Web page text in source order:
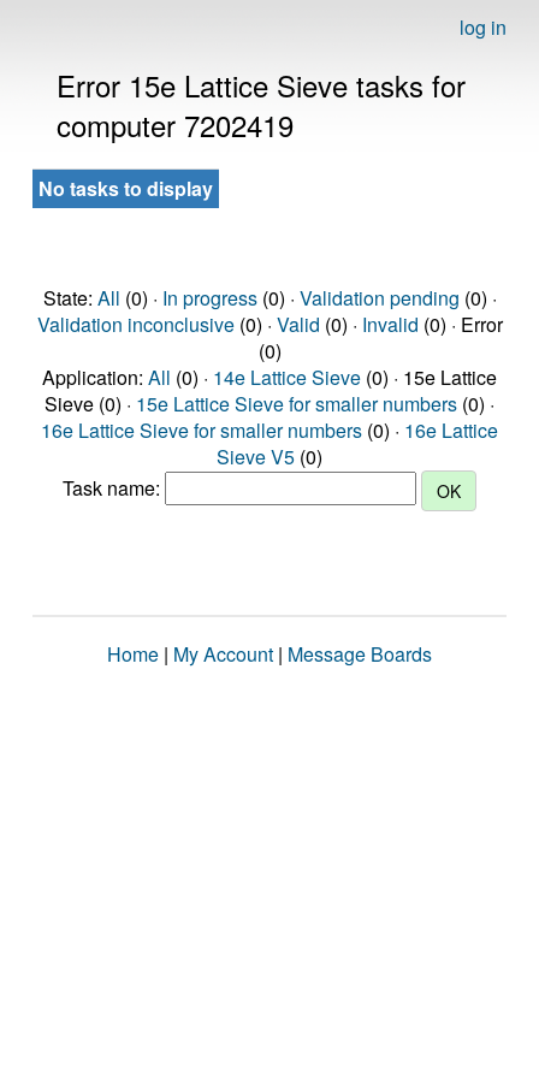
log in
Error 15e Lattice Sieve tasks for
computer 7202419
No tasks to display
State: All (0) · In progress(0) · Validation pending (0) ·
Validation inconclusive(0) · Valid (0) · Invalid (0) · Error
(0)
Application: All (0) · 14e Lattice Sieve (0) · 15e Lattice
Sieve (0) · 15e Lattice Sieve for smaller numbers (0) ·
16e Lattice Sieve for smaller numbers (0) · 16e Lattice
Sieve V5 (0)
Task name:
Home | My Account | Message Boards